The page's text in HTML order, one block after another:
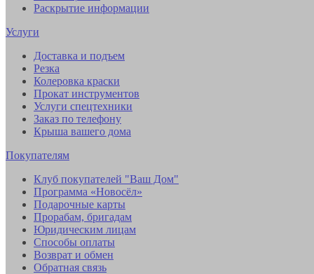
Раскрытие информации
Услуги
Доставка и подъем
Резка
Колеровка краски
Прокат инструментов
Услуги спецтехники
Заказ по телефону
Крыша вашего дома
Покупателям
Клуб покупателей "Ваш Дом"
Программа «Новосёл»
Подарочные карты
Прорабам, бригадам
Юридическим лицам
Способы оплаты
Возврат и обмен
Обратная связь